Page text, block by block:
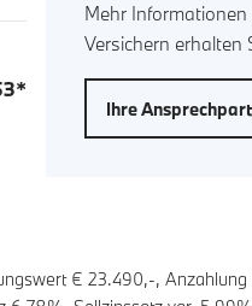
*
€ 23.490,-,
Mehr
Versichern erhalten
Ihre